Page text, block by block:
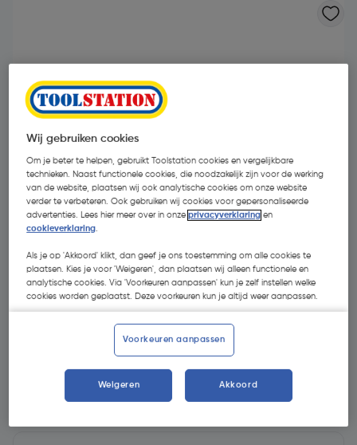
- 64 %
€ 2,59
€ 0,94| Excl. btw € 0,78
Kies productvariant(8)
Wij gebruiken cookies
Om je beter te helpen, gebruikt Toolstation cookies en vergelijkbare
technieken. Naast functionele cookies, die noodzakelijk zijn voor de werking
van de website, plaatsen wij ook analytische cookies om onze website
verder te verbeteren. Ook gebruiken wij cookies voor gepersonaliseerde
advertenties. Lees hier meer over in onzeprivacyverklaring en
cookieverklaring.
Als je op 'Akkoord' klikt, dan geef je ons toestemming om alle cookies te
plaatsen. Kies je voor 'Weigeren', dan plaatsen wij alleen functionele en
analytische cookies. Via 'Voorkeuren aanpassen' kun je zelf instellen welke
cookies worden geplaatst. Deze voorkeuren kun je altijd weer aanpassen.
Voorkeuren aanpassen
Weigeren Akkoord